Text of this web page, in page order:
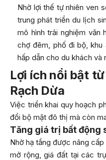
Nhờ lợi thế tự nhiên ven
trung phát triển du lịch
mô hình trải nghiệm văn
chợ đêm, phố đi bộ,
hấp dẫn cho du khách và
Lợi ích nổi bật
Rạch Dừa
Việc triển khai quy hoạch
đổi bộ mặt đô thị mà còn
Tăng giá trị bất động
Nhờ hạ tầng được nâng
mở rộng, giá đất tại các